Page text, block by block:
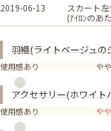
2019-06-13
スカート
(ｱｲﾛﾝのあ
羽織(ライトベージュ
使用感あり や
アクセサリー(ホワイ
使用感あり や